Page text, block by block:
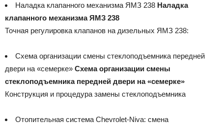
Наладка клапанного механизма ЯМЗ 238 Наладка
клапанного механизма ЯМЗ 238
Точная регулировка клапанов на дизельных ЯМЗ 238:
Схема организации смены стеклоподъемника передней
двери на «семерке» Схема организации смены
стеклоподъемника передней двери на «семерке»
Конструкция и процедура замены стеклоподъемника
Отопительная система Chevrolet-Niva: смена